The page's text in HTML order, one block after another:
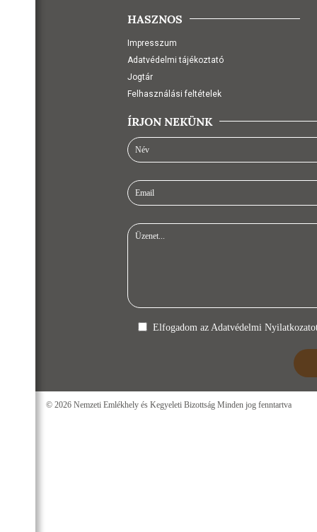
HASZNOS
Impresszum
Adatvédelmi tájékoztató
Jogtár
Felhasználási feltételek
ÍRJON NEKÜNK
Elfogadom az Adatvédelmi
© 2026 Nemzeti Emlékhely és Kegyeleti Bizottság Minden jog fenntartva